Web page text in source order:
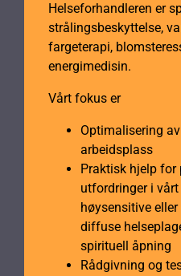
Helseforhandleren er
strålingsbeskyttelse,
fargeterapi,
energimedisin.
Vårt fokus er
Optimalisering
arbeidsplass
Praktisk hjelp for
utfordringer i
høysensitive
diffuse
spirituell åpning
Rådgivning og